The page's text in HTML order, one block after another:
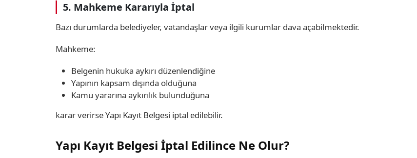
5. Mahkeme Kararıyla İptal
Bazı durumlarda belediyeler, vatandaşlar veya ilgili kurumlar dava açabilmektedir.
Mahkeme:
Belgenin hukuka aykırı düzenlendiğine
Yapının kapsam dışında olduğuna
Kamu yararına aykırılık bulunduğuna
karar verirse Yapı Kayıt Belgesi iptal edilebilir.
Yapı Kayıt Belgesi İptal Edilince Ne Olur?